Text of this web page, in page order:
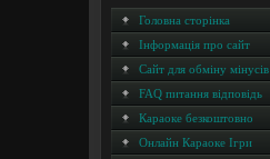
Головна сторінка
Інформація про сайт
Сайт для обміну мінусів
FAQ питання відповідь
Караоке безкоштовно
Онлайн Караоке Ігри